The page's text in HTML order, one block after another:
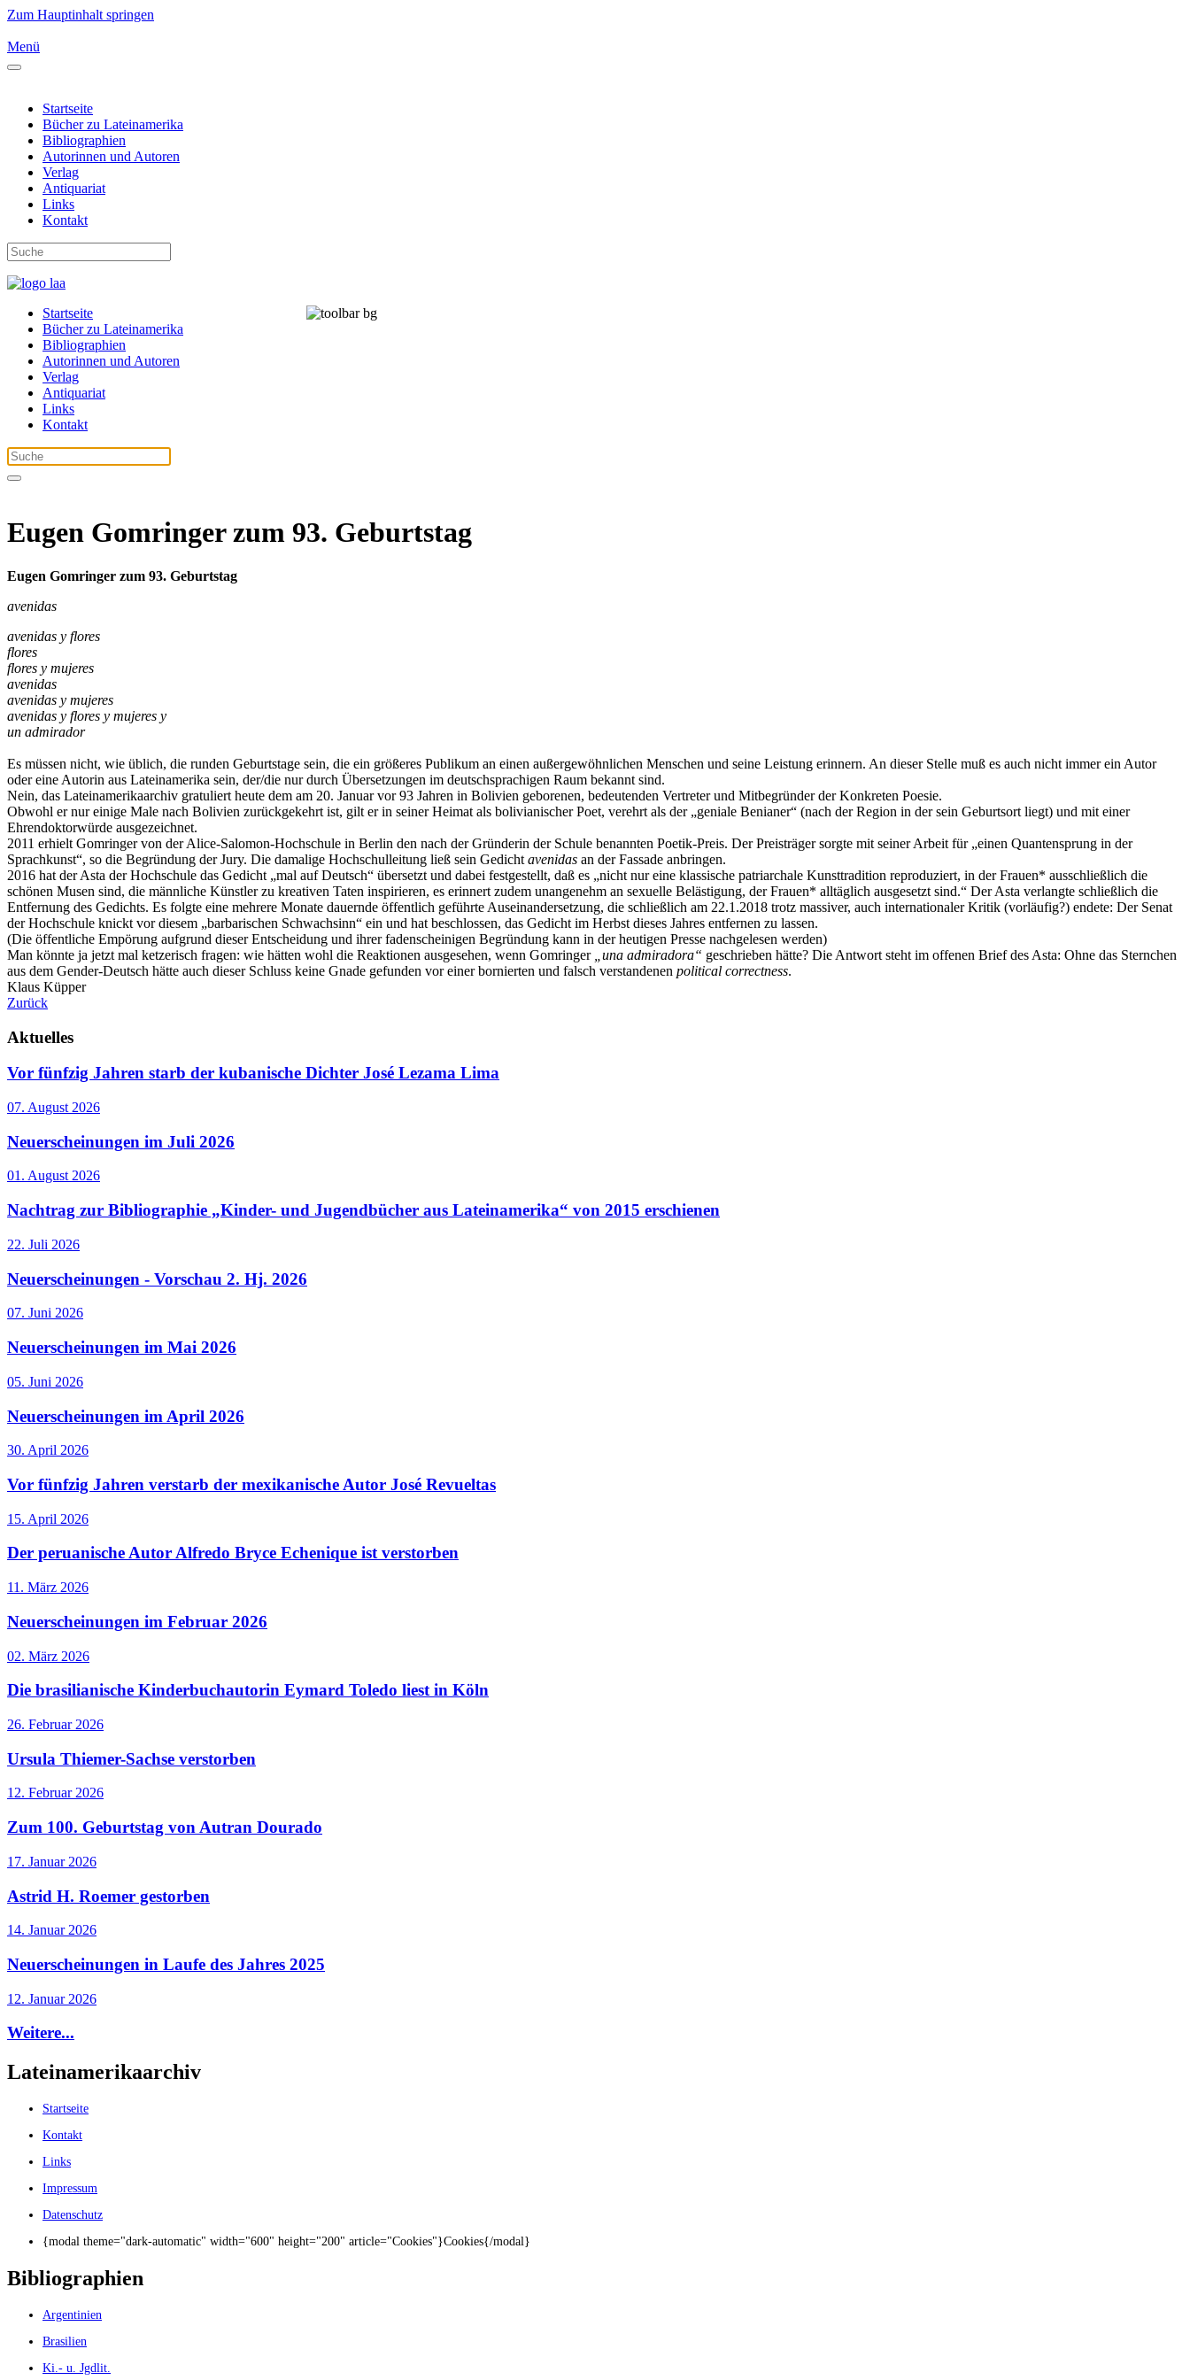
Zum Hauptinhalt springen
Menü
Startseite
Bücher zu Lateinamerika
Bibliographien
Autorinnen und Autoren
Verlag
Antiquariat
Links
Kontakt
Startseite
Bücher zu Lateinamerika
Bibliographien
Autorinnen und Autoren
Verlag
Antiquariat
Links
Kontakt
Eugen Gomringer zum 93. Geburtstag
Eugen Gomringer zum 93. Geburtstag
avenidas
avenidas y flores
flores
flores y mujeres
avenidas
avenidas y mujeres
avenidas y flores y mujeres y
un admirador
Es müssen nicht, wie üblich, die runden Geburtstage sein, die ein größeres Publikum an einen außergewöhnlichen Menschen und seine Leistung erinnern. An dieser Stelle muß es auch nicht immer ein Autor
oder eine Autorin aus Lateinamerika sein, der/die nur durch Übersetzungen im deutschsprachigen Raum bekannt sind.
Nein, das Lateinamerikaarchiv gratuliert heute dem am 20. Januar vor 93 Jahren in Bolivien geborenen, bedeutenden Vertreter und Mitbegründer der Konkreten Poesie.
Obwohl er nur einige Male nach Bolivien zurückgekehrt ist, gilt er in seiner Heimat als bolivianischer Poet, verehrt als der „geniale Benianer“ (nach der Region in der sein Geburtsort liegt) und mit einer
Ehrendoktorwürde ausgezeichnet.
2011 erhielt Gomringer von der Alice-Salomon-Hochschule in Berlin den nach der Gründerin der Schule benannten Poetik-Preis. Der Preisträger sorgte mit seiner Arbeit für „einen Quantensprung in der
Sprachkunst“, so die Begründung der Jury. Die damalige Hochschulleitung ließ sein Gedicht avenidas an der Fassade anbringen.
2016 hat der Asta der Hochschule das Gedicht „mal auf Deutsch“ übersetzt und dabei festgestellt, daß es „nicht nur eine klassische patriarchale Kunsttradition reproduziert, in der Frauen* ausschließlich die
schönen Musen sind, die männliche Künstler zu kreativen Taten inspirieren, es erinnert zudem unangenehm an sexuelle Belästigung, der Frauen* alltäglich ausgesetzt sind.“ Der Asta verlangte schließlich die
Entfernung des Gedichts. Es folgte eine mehrere Monate dauernde öffentlich geführte Auseinandersetzung, die schließlich am 22.1.2018 trotz massiver, auch internationaler Kritik (vorläufig?) endete: Der Senat
der Hochschule knickt vor diesem „barbarischen Schwachsinn“ ein und hat beschlossen, das Gedicht im Herbst dieses Jahres entfernen zu lassen.
(Die öffentliche Empörung aufgrund dieser Entscheidung und ihrer fadenscheinigen Begründung kann in der heutigen Presse nachgelesen werden)
Man könnte ja jetzt mal ketzerisch fragen: wie hätten wohl die Reaktionen ausgesehen, wenn Gomringer
„una admiradora“ geschrieben hätte? Die Antwort steht im offenen Brief des Asta: Ohne das Sternchen
aus dem Gender-Deutsch hätte auch dieser Schluss keine Gnade gefunden vor einer bornierten und falsch verstandenen political correctness.
Klaus Küpper
Zurück
Aktuelles
Vor fünfzig Jahren starb der kubanische Dichter José Lezama Lima
07. August 2026
Neuerscheinungen im Juli 2026
01. August 2026
Nachtrag zur Bibliographie „Kinder- und Jugendbücher aus Lateinamerika“ von 2015 erschienen
22. Juli 2026
Neuerscheinungen - Vorschau 2. Hj. 2026
07. Juni 2026
Neuerscheinungen im Mai 2026
05. Juni 2026
Neuerscheinungen im April 2026
30. April 2026
Vor fünfzig Jahren verstarb der mexikanische Autor José Revueltas
15. April 2026
Der peruanische Autor Alfredo Bryce Echenique ist verstorben
11. März 2026
Neuerscheinungen im Februar 2026
02. März 2026
Die brasilianische Kinderbuchautorin Eymard Toledo liest in Köln
26. Februar 2026
Ursula Thiemer-Sachse verstorben
12. Februar 2026
Zum 100. Geburtstag von Autran Dourado
17. Januar 2026
Astrid H. Roemer gestorben
14. Januar 2026
Neuerscheinungen in Laufe des Jahres 2025
12. Januar 2026
Weitere...
Lateinamerikaarchiv
Startseite
Kontakt
Links
Impressum
Datenschutz
{modal theme="dark-automatic" width="600" height="200" article="Cookies"}Cookies{/modal}
Bibliographien
Argentinien
Brasilien
Ki.- u. Jgdlit.